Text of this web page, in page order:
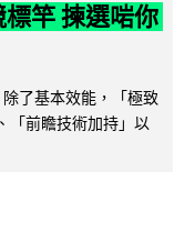
竿 揀選啱你
了基本效能，「極致
「前瞻技術加持」以